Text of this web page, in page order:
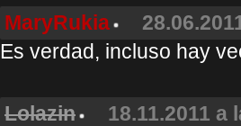
MaryRukia
Es verdad, incluso hay
Lolazin
18.11.2011 a